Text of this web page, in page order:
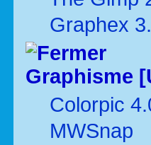
Graphex
Graphisme
Colorpic
MWSnap